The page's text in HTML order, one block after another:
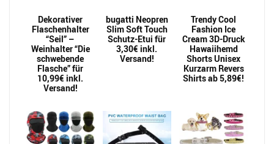
Dekorativer
Flaschenhalter
“Seil” –
Weinhalter “Die
schwebende
Flasche” für
10,99€ inkl.
Versand!
bugatti Neopren
Slim Soft Touch
Schutz-Etui für
3,30€ inkl.
Versand!
Trendy Cool
Fashion Ice
Cream 3D-Druck
Hawaiihemd
Shorts Unisex
Kurzarm Revers
Shirts ab 5,89€!